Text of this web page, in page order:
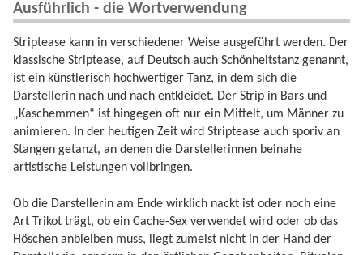
Ausführlich - die Wortverwendung
Striptease kann in verschiedener Weise ausgeführt werden. Der
klassische Striptease, auf Deutsch auch Schönheitstanz genannt,
ist ein künstlerisch hochwertiger Tanz, in dem sich die
Darstellerin nach und nach entkleidet. Der Strip in Bars und
„Kaschemmen“ ist hingegen oft nur ein Mittelt, um Männer zu
animieren. In der heutigen Zeit wird Striptease auch sporiv an
Stangen getanzt, an denen die Darstellerinnen beinahe
artistische Leistungen vollbringen.
Ob die Darstellerin am Ende wirklich nackt ist oder noch eine
Art Trikot trägt, ob ein Cache-Sex verwendet wird oder ob das
Höschen anbleiben muss, liegt zumeist nicht in der Hand der